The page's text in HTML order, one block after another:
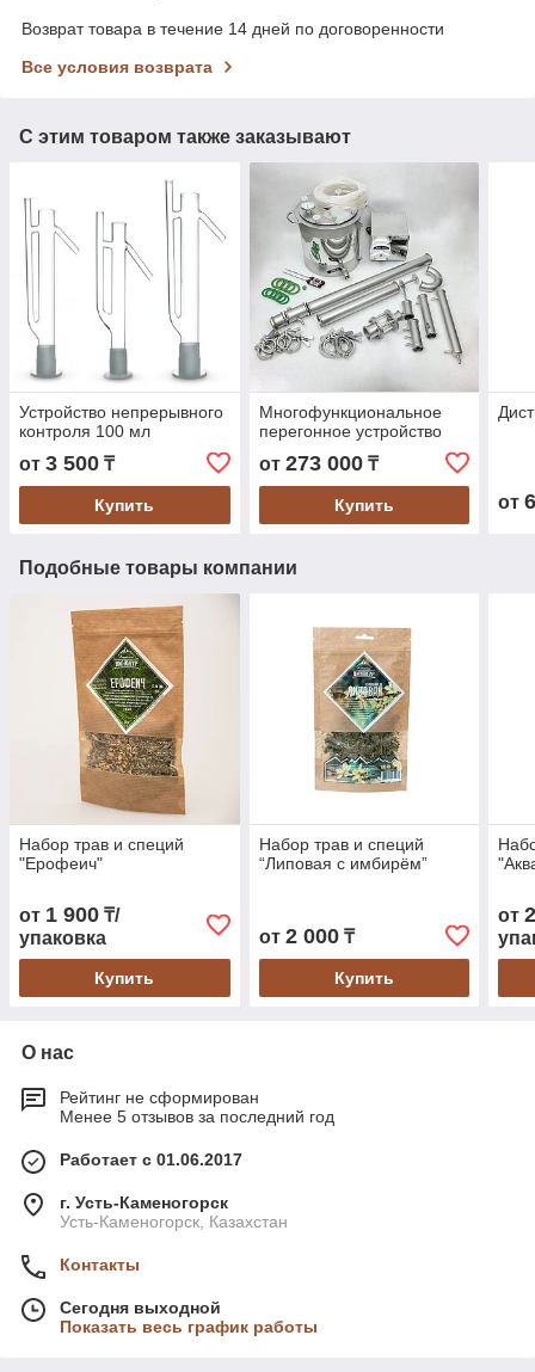
Возврат товара в течение 14 дней по договоренности
Все условия возврата
С этим товаром также заказывают
Устройство непрерывного
контроля 100 мл
от 3 500 ₸
Купить
Многофункциональное
перегонное устройство
от 273 000₸
Купить от
Подобные товары компании
Набор трав и специй
"Ерофеич"
от 1 900 ₸/
упаковка
Купить
Набор трав и специй
“Липовая с имбирём”
от 2 000₸
Купить
от
О нас
Рейтинг не сформирован
Менее 5 отзывов за последний год
Работает с 01.06.2017
г. Усть-Каменогорск
Усть-Каменогорск, Казахстан
Контакты
Сегодня выходной
Показать весь график работы